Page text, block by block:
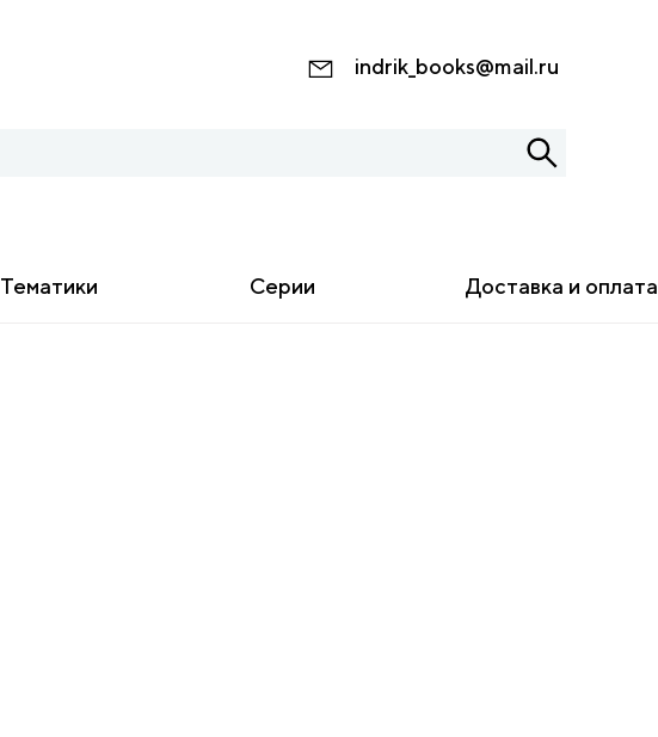
indrik_books@mail.ru
Тематики Серии Доставка и оплата